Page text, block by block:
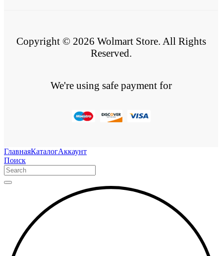
Copyright © 2026 Wolmart Store. All Rights
Reserved.
We're using safe payment for
ГлавнаяКаталогАккаунт
Поиск